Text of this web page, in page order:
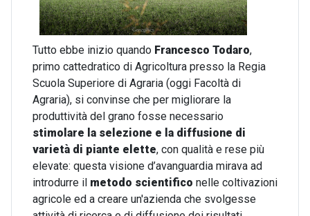
Tutto ebbe inizio quando Francesco Todaro,
primo cattedratico di Agricoltura presso la Regia
Scuola Superiore di Agraria (oggi Facoltà di
Agraria), si convinse che per migliorare la
produttività del grano fosse necessario
stimolare la selezione e la diffusione di
varietà di piante elette, con qualità e rese più
elevate: questa visione d’avanguardia mirava ad
introdurre il metodo scientifico nelle coltivazioni
agricole ed a creare un'azienda che svolgesse